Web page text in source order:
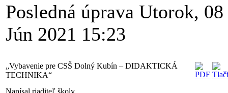
Posledná úprava Utorok, 08
Jún 2021 15:23
„Vybavenie pre CSŠ Dolný Kubín – DIDAKTICKÁ
TECHNIKA“
Napísal riaditeľ školy